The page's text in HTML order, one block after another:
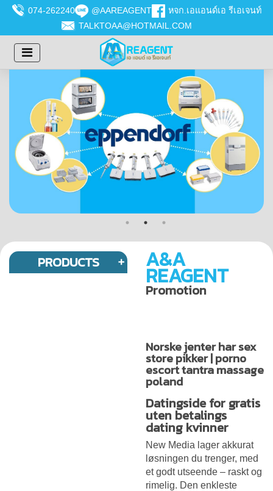
074-262240 @AAREAGENT
หจก.เอแอนด์เอ รีเอเจนท์
TALKTOAA@HOTMAIL.COM
PRODUCTS A&A
REAGENT
Promotion
Norske jenter har sex
store pikker | porno
escort tantra massage
poland
Datingside for gratis
uten betalings
dating kvinner
New Media lager akkurat
løsningen du trenger, med
et godt utseende – raskt og
rimelig. Den enkleste